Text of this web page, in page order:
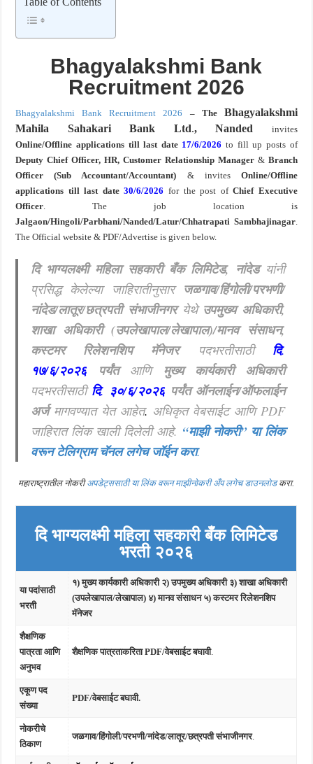
खुशखबर ! रेल्वे मध्ये ४०९८ जुनिअर इंजिनिअर पदांची मोठी भरती ; अर्ज प्रक्रिया सुरु !
Bhagyalakshmi Bank
Recruitment 2026
Bhagyalakshmi Bank Recruitment 2026 – The Bhagyalakshmi
Mahila Sahakari Bank Ltd., Nanded invites
Online/Offline applications till last date17/6/2026 to fill up posts of
Deputy Chief Officer, HR, Customer Relationship Manager &Branch
Officer (Sub Accountant/Accountant) & invites Online/Offline
applications till last date30/6/2026 for the post ofChief Executive
Officer. The job location is
Jalgaon/Hingoli/Parbhani/Nanded/Latur/Chhatrapati Sambhajinagar.
The Official website & PDF/Advertise is given below.
दि भाग्यलक्ष्मी महिला सहकारी बँक लिमिटेड, नांदेड यांनी
प्रसिद्ध केलेल्या जाहिरातीनुसार जळगाव/हिंगोली/परभणी/
नांदेड/लातूर/छत्रपती संभाजीनगरयेथे उपमुख्य अधिकारी,
शाखा अधिकारी (उपलेखापाल/लेखापाल)/मानव संसाधन,
कस्टमर रिलेशनशिप मॅनेजरपदभरतीसाठीदि.
१७/६/२०२६ पर्यंतआणि मुख्य कार्यकारी अधिकारी
पदभरतीसाठी दि. ३०/६/२०२६ पर्यंत ऑनलाईन/ऑफलाईन
अर्जमागवण्यात येत आहेत. अधिकृत वेबसाईट आणि PDF
जाहिरात लिंक खाली दिलेली आहे. “माझी नोकरी” या लिंक
वरून टेलिग्राम चॅनल लगेच जॉईन करा.
महाराष्ट्रातील नोकरीअपडेट्ससाठी या लिंक वरून माझीनोकरी अँप लगेच डाउनलोडकरा.
दि भाग्यलक्ष्मी महिला सहकारी बँक लिमिटेड
भरती २०२६
या पदांसाठी
भरती
१) मुख्य कार्यकारी अधिकारी २) उपमुख्य अधिकारी ३) शाखा अधिकारी
(उपलेखापाल/लेखापाल) ४) मानव संसाधन ५) कस्टमर रिलेशनशिप
मॅनेजर
शैक्षणिक
पात्रता आणि
अनुभव
शैक्षणिक पात्रताकरिता PDF/वेबसाईट बघावी.
एकूण पद
संख्या
PDF/वेबसाईट बघावी.
नोकरीचे
ठिकाण
जळगाव/हिंगोली/परभणी/नांदेड/लातूर/छत्रपती संभाजीनगर.